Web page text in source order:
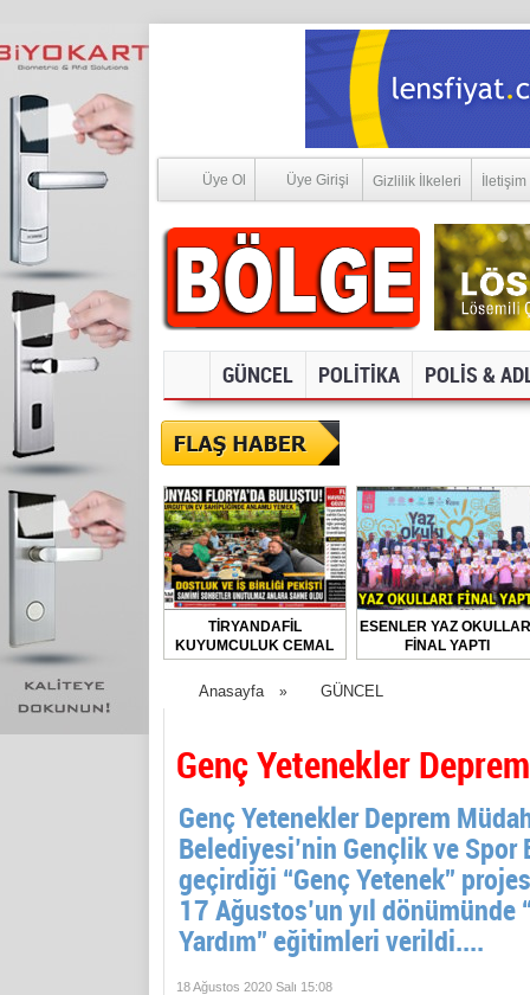
Üye Ol Üye Girişi Gizlilik İlkeleri İletişim
GÜNCEL POLİTİKA POLİS &
TİRYANDAFİL
KUYUMCULUK CEMAL
TURGUT’UN EV
SAHİPLİĞİNDE
FLORYA’DA ANLAMLI
ESENLER YAZ
FİNAL YAPTI
Anasayfa » GÜNCEL
Genç Yetenekler
Genç Yetenekler Deprem
Belediyesi’nin Gençlik ve Spor
geçirdiği “Genç Yetenek”
17 Ağustos’un yıl
Yardım” eğitimleri verildi....
18 Ağustos 2020 Salı 15:08